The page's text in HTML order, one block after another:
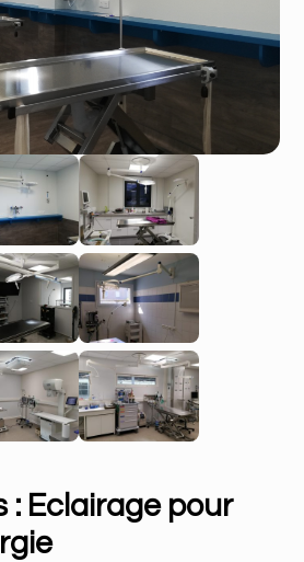
: Eclairage pour